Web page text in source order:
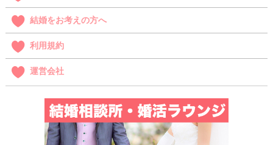
結婚をお考えの方へ
利用規約
運営会社